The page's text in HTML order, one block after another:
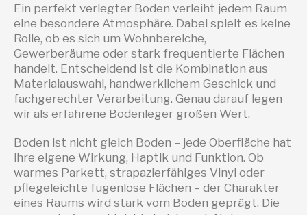
Ein perfekt verlegter Boden verleiht jedem Raum
eine besondere Atmosphäre. Dabei spielt es keine
Rolle, ob es sich um Wohnbereiche,
Gewerberäume oder stark frequentierte Flächen
handelt. Entscheidend ist die Kombination aus
Materialauswahl, handwerklichem Geschick und
fachgerechter Verarbeitung. Genau darauf legen
wir als erfahrene Bodenleger großen Wert.
Boden ist nicht gleich Boden – jede Oberfläche hat
ihre eigene Wirkung, Haptik und Funktion. Ob
warmes Parkett, strapazierfähiges Vinyl oder
pflegeleichte fugenlose Flächen – der Charakter
eines Raums wird stark vom Boden geprägt. Die